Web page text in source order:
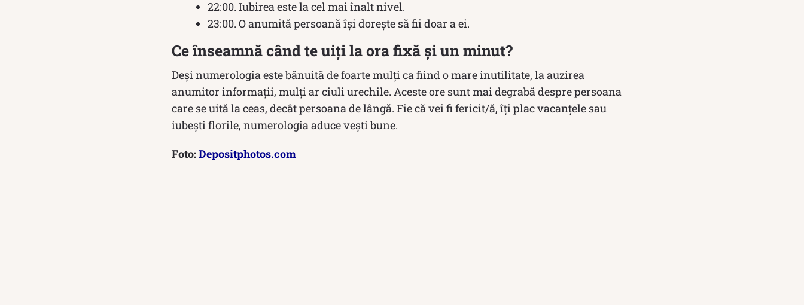
22:00. Iubirea este la cel mai înalt nivel.
23:00. O anumită persoană își dorește să fii doar a ei.
Ce înseamnă când te uiți la ora fixă și un minut?
Deși numerologia este bănuită de foarte mulți ca fiind o mare inutilitate, la auzirea
anumitor informații, mulți ar ciuli urechile. Aceste ore sunt mai degrabă despre persoana
care se uită la ceas, decât persoana de lângă. Fie că vei fi fericit/ă, îți plac vacanțele sau
iubești florile, numerologia aduce vești bune.
Foto:Depositphotos.com